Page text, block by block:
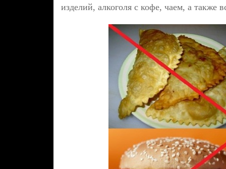
изделий, алкоголя с кофе, чаем, а также